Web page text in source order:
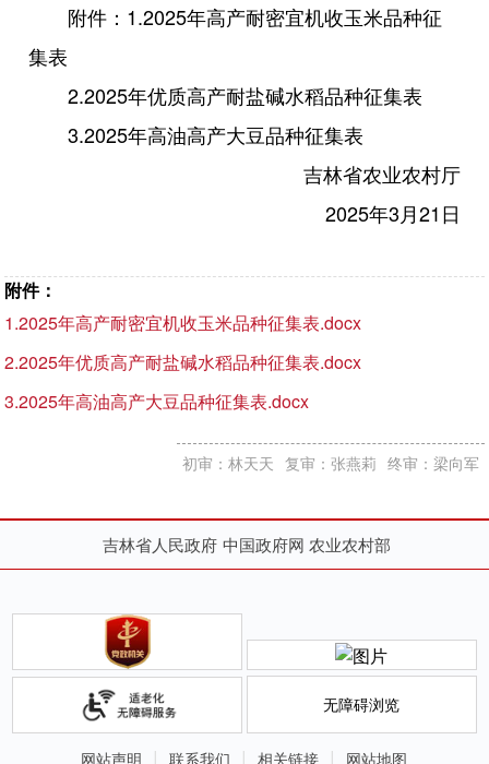
附件：1.2025年高产耐密宜机收玉米品种征
集表
2.2025年优质高产耐盐碱水稻品种征集表
3.2025年高油高产大豆品种征集表
吉林省农业农村厅
2025年3月21日
附件：
1.2025年高产耐密宜机收玉米品种征集表.docx
2.2025年优质高产耐盐碱水稻品种征集表.docx
3.2025年高油高产大豆品种征集表.docx
初审：林天天 复审：张燕莉 终审：梁向军
吉林省人民政府 中国政府网 农业农村部
无障碍浏览
网站声明 联系我们 相关链接 网站地图